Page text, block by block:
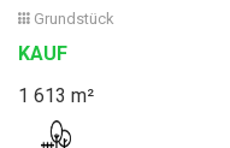
Grundstück
KAUF
1 613 m²